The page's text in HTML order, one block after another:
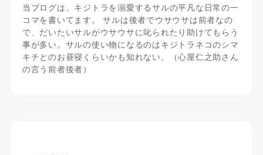
当ブログは、キジトラを溺愛するサルの平凡な日常の一
コマを書いてます。 サルは後者でウサウサは前者なの
で、だいたいサルがウサウサに叱られたり助けてもらう
事が多い。サルの使い物になるのはキジトラネコのシマ
キチとのお昼寝くらいかも知れない。（心屋仁之助さん
の言う前者後者）